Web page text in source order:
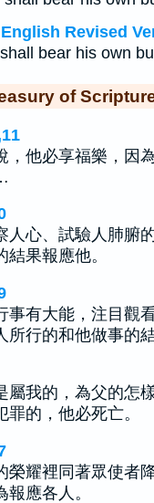
Revised
bear his own
of
，他必享福樂，因
人心、試驗人肺腑
果報應他。
事有大能，注目觀
所行的和他做事的
屬我的，為父的怎
的，他必死亡。
榮耀裡同著眾使者
應各人。